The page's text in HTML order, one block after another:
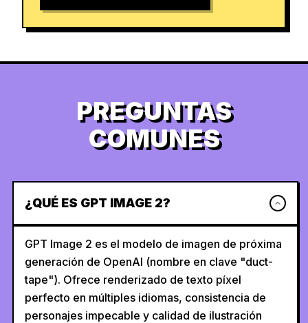
PREGUNTAS
COMUNES
¿QUÉ ES GPT IMAGE 2?
GPT Image 2 es el modelo de imagen de próxima
generación de OpenAI (nombre en clave "duct-
tape"). Ofrece renderizado de texto píxel
perfecto en múltiples idiomas, consistencia de
personajes impecable y calidad de ilustración